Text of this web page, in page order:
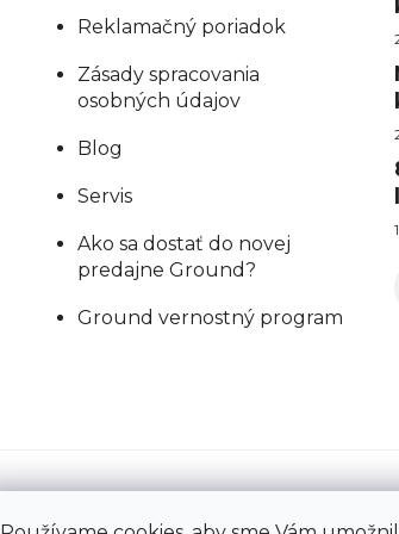
Reklamačný poriadok
Zásady spracovania
osobných údajov
Blog
Servis
Ako sa dostať do novej
predajne Ground?
Ground vernostný program